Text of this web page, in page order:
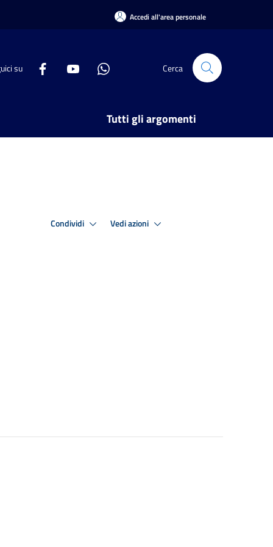
Accedi all'area personale
su Cerca
Tutti gli argomenti
Condividi Vedi azioni